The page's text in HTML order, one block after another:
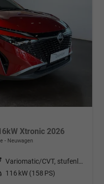
Xtronic 2026
Neuwagen
Variomatic/CVT, stufenlos
116 kW (158 PS)